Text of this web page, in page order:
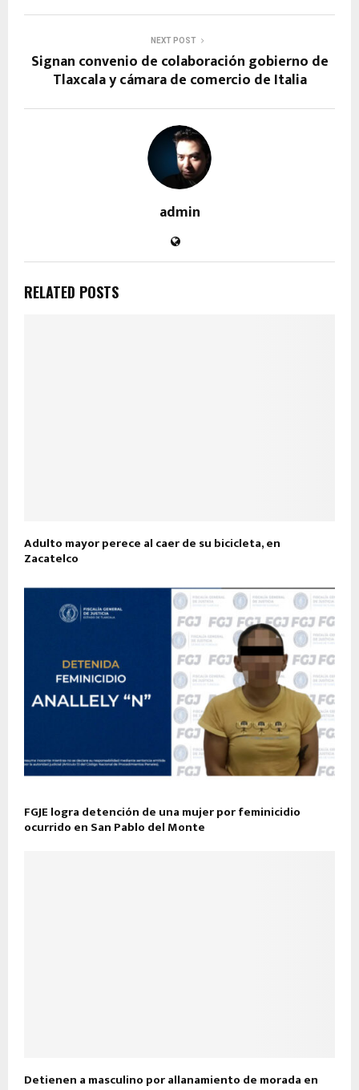
NEXT POST
Signan convenio de colaboración gobierno de
Tlaxcala y cámara de comercio de Italia
admin
RELATED POSTS
Adulto mayor perece al caer de su bicicleta, en
Zacatelco
FGJE logra detención de una mujer por feminicidio
ocurrido en San Pablo del Monte
Detienen a masculino por allanamiento de morada en